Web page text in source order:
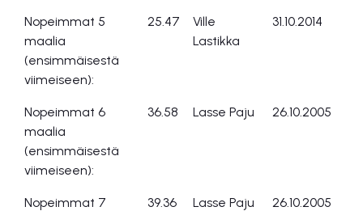
Nopeimmat 5
maalia
(ensimmäisestä
viimeiseen):
25.47
Ville
Lastikka
31.10.2014
Nopeimmat 6
maalia
(ensimmäisestä
viimeiseen):
36.58 Lasse Paju 26.10.2005
Nopeimmat 7
39.36 Lasse Paju 26.10.2005